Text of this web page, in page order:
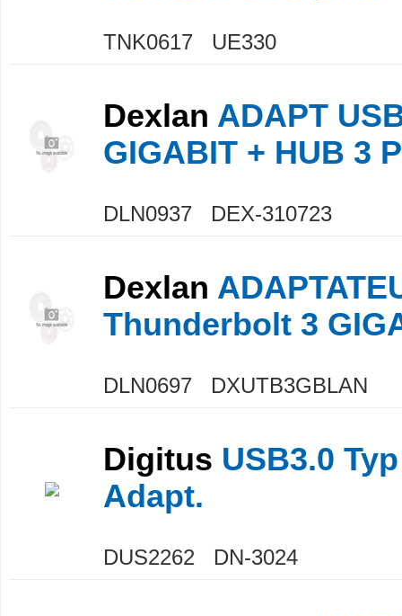
TNK0617 UE330
Dexlan ADAPT
GIGABIT + HUB 3
DLN0937 DEX-310723
Dexlan
Thunderbolt 3
DLN0697 DXUTB3GBLAN
Digitus USB3.0
Adapt.
DUS2262 DN-3024